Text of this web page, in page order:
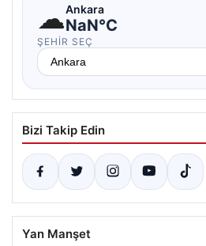
☁Ankara
NaN°C
ŞEHIR SEÇ
Bizi Takip Edin
Yan Manşet